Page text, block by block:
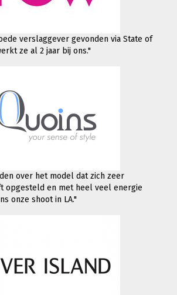
verslaggever gevonden via State of
ze al 2 jaar bij ons."
over het model dat zich zeer
opgesteld en met heel veel energie
onze shoot in LA."